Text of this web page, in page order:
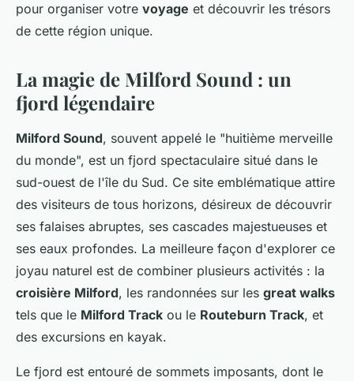
pour organiser votre voyage et découvrir les trésors
de cette région unique.
La magie de Milford Sound : un
fjord légendaire
Milford Sound, souvent appelé le "huitième merveille
du monde", est un fjord spectaculaire situé dans le
sud-ouest de l'île du Sud. Ce site emblématique attire
des visiteurs de tous horizons, désireux de découvrir
ses falaises abruptes, ses cascades majestueuses et
ses eaux profondes. La meilleure façon d'explorer ce
joyau naturel est de combiner plusieurs activités : la
croisière Milford, les randonnées sur les great walks
tels que le Milford Track ou le Routeburn Track, et
des excursions en kayak.
Le fjord est entouré de sommets imposants, dont le